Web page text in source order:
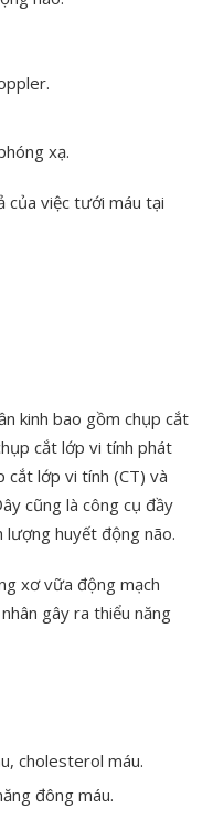
xạ.
của việc tưới máu tại
kinh bao gồm chụp cắt
cắt lớp vi tính phát
cắt lớp vi tính (CT) và
cũng là công cụ đầy
lượng huyết động não.
xơ vữa động mạch
gây ra thiểu năng
cholesterol máu.
đông máu.